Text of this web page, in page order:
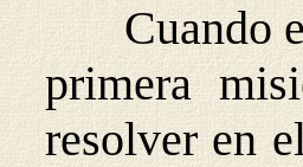
Cuando
primera
resolver en